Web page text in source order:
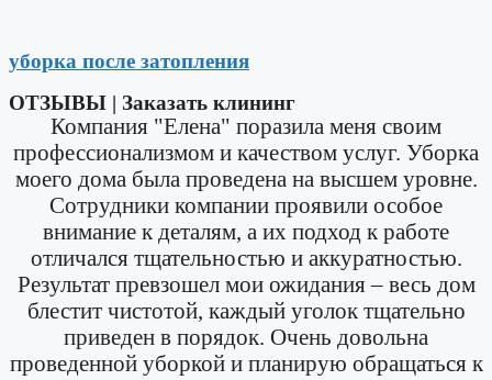
уборка после затопления
ОТЗЫВЫ​ | Заказать клининг
Компания "Елена" поразила меня своим
профессионализмом и качеством услуг. Уборка
моего дома была проведена на высшем уровне.
Сотрудники компании проявили особое
внимание к деталям, а их подход к работе
отличался тщательностью и аккуратностью.
Результат превзошел мои ожидания – весь дом
блестит чистотой, каждый уголок тщательно
приведен в порядок. Очень довольна
проведенной уборкой и планирую обращаться к